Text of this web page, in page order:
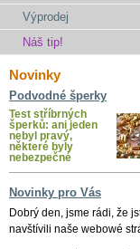
Výprodej
Náš tip!
Novinky
Podvodné šperky
Test stříbrných
šperků: ani jeden
nebyl pravý,
některé byly
nebezpečné
Novinky pro Vás
Dobrý den, jsme rádi, že
navštívili naše webowé